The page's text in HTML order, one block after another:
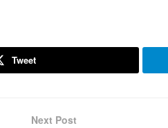
Tweet
Next Post